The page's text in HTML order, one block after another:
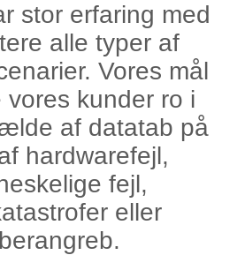
stor erfaring med
alle typer af
Vores mål
vores kunder ro i
af datatab på
hardwarefejl,
fejl,
eller